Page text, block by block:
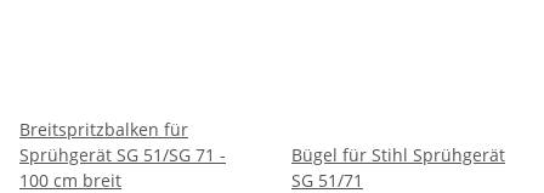
Breitspritzbalken für
Sprühgerät SG 51/SG 71 -
100 cm breit
Bügel für Stihl Sprühgerät
SG 51/71